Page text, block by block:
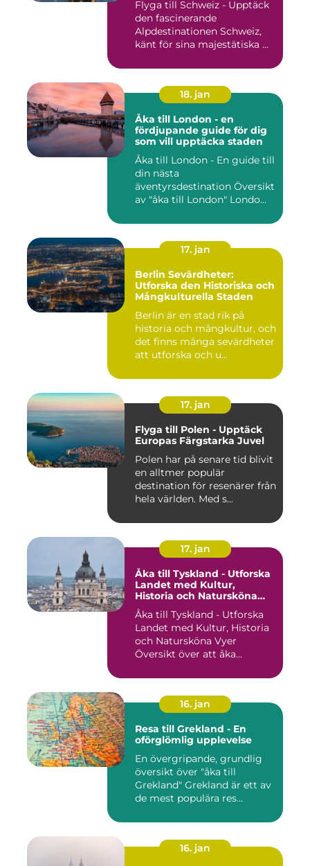
Flyga till Schweiz - Upptäck
den fascinerande
Alpdestinationen Schweiz,
känt för sina majestätiska ...
18. jan
Åka till London - en
fördjupande guide för dig
som vill upptäcka staden
Åka till London - En guide till
din nästa
äventyrsdestination Översikt
av "åka till London" Londo...
17. jan
Berlin Sevärdheter:
Utforska den Historiska och
Mångkulturella Staden
Berlin är en stad rik på
historia och mångkultur, och
det finns många sevärdheter
att utforska och u...
17. jan
Flyga till Polen - Upptäck
Europas Färgstarka Juvel
Polen har på senare tid blivit
en alltmer populär
destination för resenärer från
hela världen. Med s...
17. jan
Åka till Tyskland - Utforska
Landet med Kultur,
Historia och Natursköna
Vyer
Åka till Tyskland - Utforska
Landet med Kultur, Historia
och Natursköna Vyer
Översikt över att åka...
16. jan
Resa till Grekland - En
oförglömlig upplevelse
En övergripande, grundlig
översikt över "åka till
Grekland" Grekland är ett av
de mest populära res...
16. jan